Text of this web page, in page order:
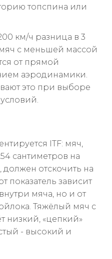
топспина или
км/ч разница в 3
с меньшей массой
от прямой
аэродинамики.
это при выборе
ITF: мяч,
сантиметров на
отскочить на
показатель зависит
мяча, но и от
Тяжёлый мяч с
низкий, «цепкий»
- высокий и